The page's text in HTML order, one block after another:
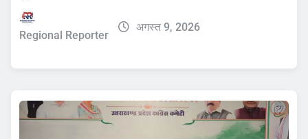
Regional Reporter
अगस्त 9, 2026